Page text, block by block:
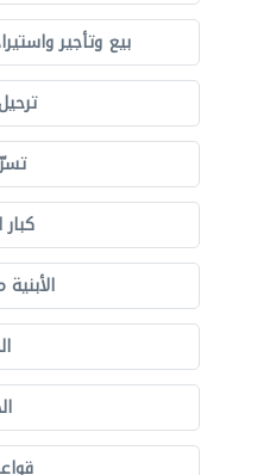
بيع وتأجير